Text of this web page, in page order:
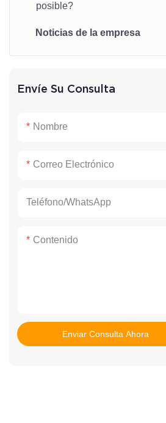
posible?
Noticias de la empresa
Envíe Su Consulta
Nombre
Correo Electrónico
Teléfono/WhatsApp
Contenido
Enviar Consulta Ahora